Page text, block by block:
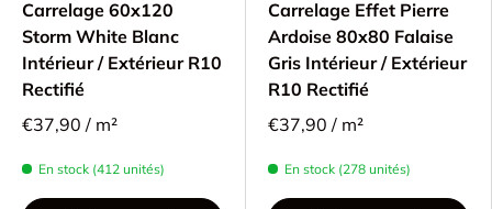
Carrelage 60x120
Storm White Blanc
Intérieur / Extérieur R10
Rectifié
€37,90 / m²
En stock (412 unités)
Carrelage Effet Pierre
Ardoise 80x80 Falaise
Gris Intérieur / Extérieur
R10 Rectifié
€37,90 / m²
En stock (278 unités)